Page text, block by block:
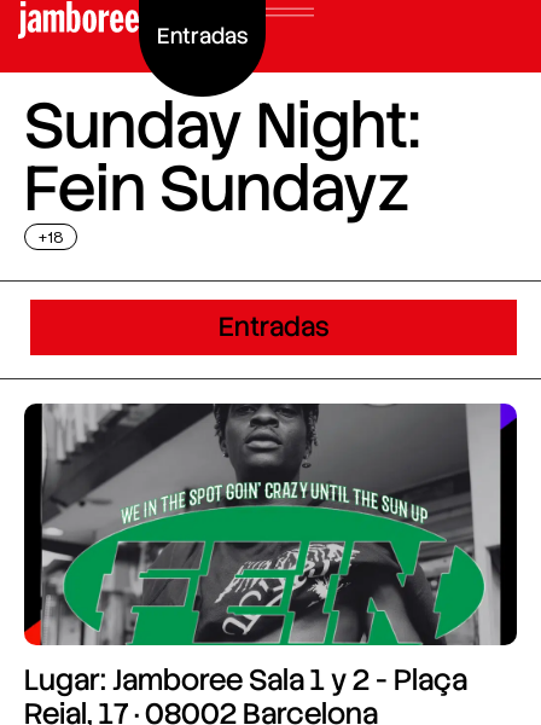
Entradas
Sunday Night:
Fein Sundayz
+18
Entradas
Lugar: Jamboree Sala 1 y 2 - Plaça
Reial, 17 · 08002 Barcelona